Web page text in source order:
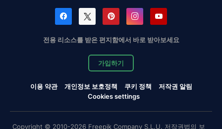
전용 리소스를 받은 편지함에서 바로 받아보세요
가입하기
이용 약관 개인정보 보호정책 쿠키 정책
저작권 알림
Cookies settings
Copyright © 2010-2026 Freepik Company S.L.U. 저작권법의 보